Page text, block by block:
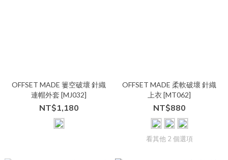
OFFSET MADE 簍空破壞 針織
連帽外套 [MJ032]
NT$1,180
OFFSET MADE 柔軟破壞 針織
上衣 [MT062]
NT$880
看其他 2 個選項